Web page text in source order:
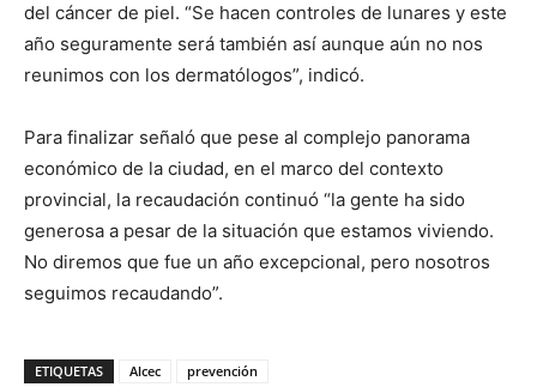
del cáncer de piel. “Se hacen controles de lunares y este
año seguramente será también así aunque aún no nos
reunimos con los dermatólogos”, indicó.
Para finalizar señaló que pese al complejo panorama
económico de la ciudad, en el marco del contexto
provincial, la recaudación continuó “la gente ha sido
generosa a pesar de la situación que estamos viviendo.
No diremos que fue un año excepcional, pero nosotros
seguimos recaudando”.
ETIQUETAS Alcec prevención